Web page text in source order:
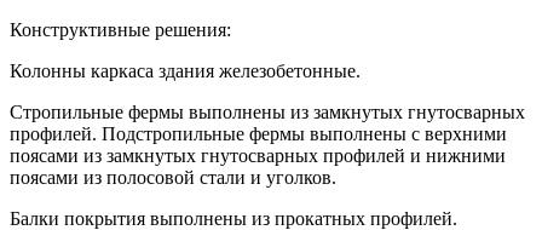
Конструктивные решения:
Колонны каркаса здания железобетонные.
Стропильные фермы выполнены из замкнутых гнутосварных
профилей. Подстропильные фермы выполнены с верхними
поясами из замкнутых гнутосварных профилей и нижними
поясами из полосовой стали и уголков.
Балки покрытия выполнены из прокатных профилей.